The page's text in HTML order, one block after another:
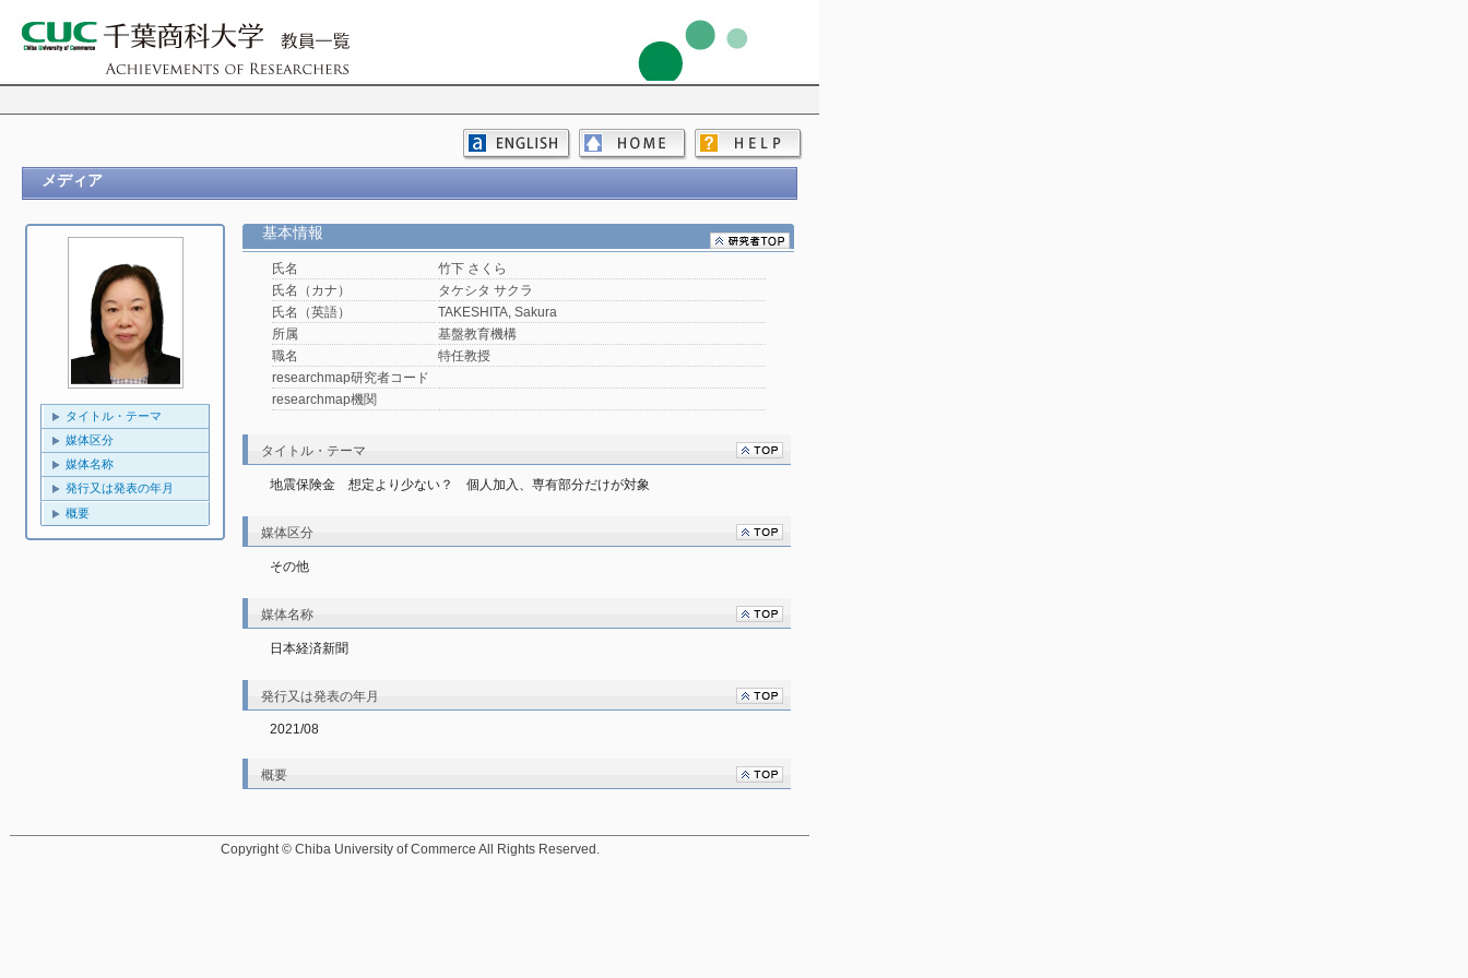
メディア
タイトル・テーマ
媒体区分
媒体名称
発行又は発表の年月
概要
基本情報
氏名
竹下 さくら
氏名（カナ）
タケシタ サクラ
氏名（英語）
TAKESHITA, Sakura
所属
基盤教育機構
職名
特任教授
researchmap研究者コード
researchmap機関
タイトル・テーマ
地震保険金　想定より少ない？　個人加入、専有部分だけが対象
媒体区分
その他
媒体名称
日本経済新聞
発行又は発表の年月
2021/08
概要